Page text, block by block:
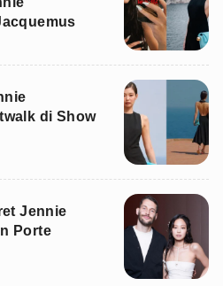
di Show
Jennie
Porte